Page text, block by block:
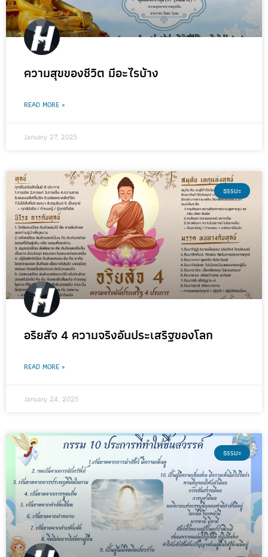
ความสุขของชีวิต มีอะไรบ้าง
READ MORE »
January 27, 2025
ธรรมะ
อริยสัจ 4 ความจริงอันประเสริฐของโลก
READ MORE »
January 24, 2025
ธรรมะ